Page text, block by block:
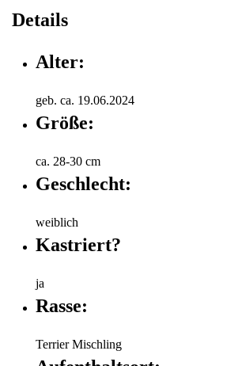
Details
Alter:
geb. ca. 19.06.2024
Größe:
ca. 28-30 cm
Geschlecht:
weiblich
Kastriert?
ja
Rasse:
Terrier Mischling